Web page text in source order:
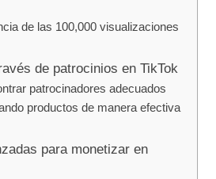
de las 100,000 visualizaciones
de patrocinios en TikTok
patrocinadores adecuados
productos de manera efectiva
para monetizar en